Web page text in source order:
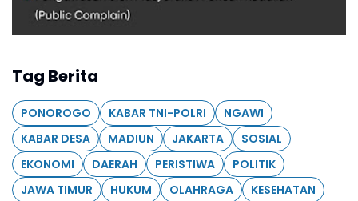
Tag Berita
PONOROGO KABAR TNI-POLRI
NGAWI
KABAR DESA
MADIUN JAKARTA
SOSIAL
EKONOMI
DAERAH PERISTIWA
POLITIK
JAWA TIMUR
HUKUM OLAHRAGA
KESEHATAN